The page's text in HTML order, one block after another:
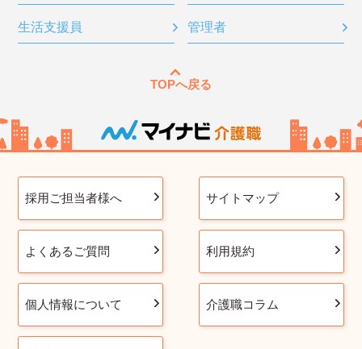
生活支援員 管理者
TOPへ戻る
採用ご担当者様へ サイトマップ
よくあるご質問 利用規約
個人情報について 介護職コラム